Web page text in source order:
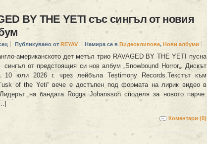
BY THE YETI със сингъл от новия
Публикувано от REYAV Намира се в Видеоклипове, Нови албуми
американското дет метъл трио RAVAGED BY THE YETI пусна
от предстоящия си нов албум „Snowbound Horror„. Дискът
10 юли 2026 г. чрез лейбъла Testimony Records.Текстът към
of the Yeti“ вече е достъпен под формата на лирик видео в
на бандата Rogga Johansson споделя за новото парче:
Коментари (0)